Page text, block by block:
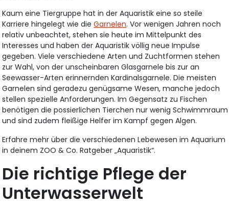
Kaum eine Tiergruppe hat in der Aquaristik eine so steile
Karriere hingelegt wie dieGarnelen. Vor wenigen Jahren noch
relativ unbeachtet, stehen sie heute im Mittelpunkt des
Interesses und haben der Aquaristik völlig neue Impulse
gegeben. Viele verschiedene Arten und Zuchtformen stehen
zur Wahl, von der unscheinbaren Glasgarnele bis zur an
Seewasser-Arten erinnernden Kardinalsgarnele. Die meisten
Garnelen sind geradezu genügsame Wesen, manche jedoch
stellen spezielle Anforderungen. Im Gegensatz zu Fischen
benötigen die possierlichen Tierchen nur wenig Schwimmraum
und sind zudem fleißige Helfer im Kampf gegen Algen.
Erfahre mehr über die verschiedenen Lebewesen im Aquarium
in deinem ZOO & Co. Ratgeber „Aquaristik“.
Die richtige Pflege der
Unterwasserwelt